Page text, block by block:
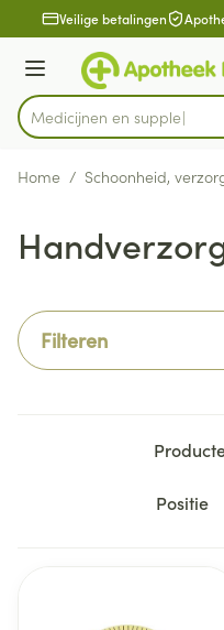
Ga naar de inhoud
1 van 1Veilige betalingen
Menu
Product, merk, categorie...
Med
Home / Schoonheid,
Filteren
Sorteer op: